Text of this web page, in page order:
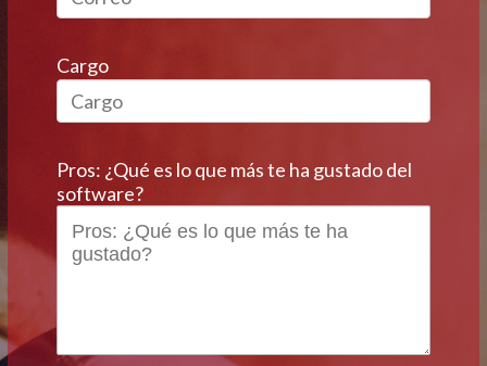
Cargo
Pros: ¿Qué es lo que más te ha gustado del
software? *